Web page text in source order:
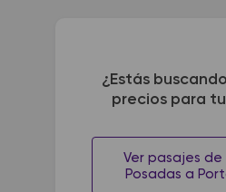
¿Estás
precios para
Ver pasajes de
Posadas a